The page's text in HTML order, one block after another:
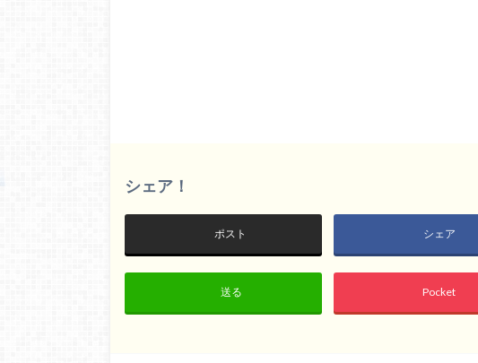
シェア！
ポスト シェア
送る Pocket